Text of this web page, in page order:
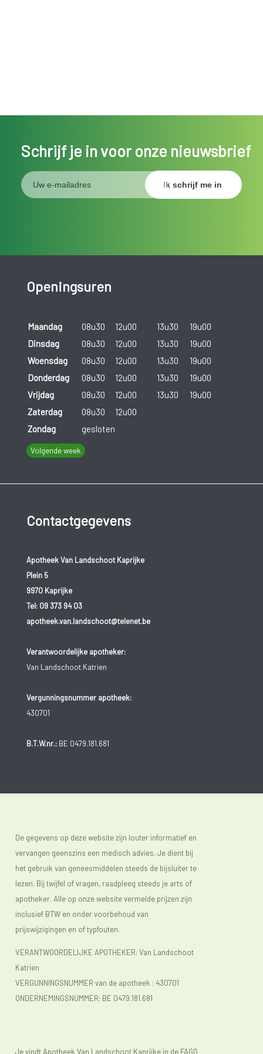
Schrijf je in voor onze nieuwsbrief
Openingsuren
Maandag 08u30 12u00 13u30
19u00
Dinsdag
08u30 12u00 13u30
19u00
Woensdag
08u30 12u00 13u30
19u00
Donderdag
08u30 12u00 13u30
19u00
Vrijdag
08u30 12u00 13u30
19u00
Zaterdag
08u30
12u00
Zondag
gesloten
Volgende week
Contactgegevens
Apotheek Van Landschoot Kaprijke
Plein 5
9970 Kaprijke
Tel: 09 373 94 03
apotheek.van.landschoot@telenet.be
Verantwoordelijke apotheker:
Van Landschoot Katrien
Vergunningsnummer apotheek:
430701
B.T.W.nr.:BE 0479.181.681
De gegevens op deze website zijn louter informatief en
vervangen geenszins een medisch advies. Je dient bij
het gebruik van geneesmiddelen steeds de bijsluiter te
lezen. Bij twijfel of vragen, raadpleeg steeds je arts of
apotheker. Alle op onze website vermelde prijzen zijn
inclusief BTW en onder voorbehoud van
prijswijzigingen en of typfouten.
VERANTWOORDELIJKE APOTHEKER: Van Landschoot
Katrien
VERGUNNINGSNUMMER van de apotheek : 430701
ONDERNEMINGSNUMMER: BE 0479.181.681
Je vindt Apotheek Van Landschoot Kaprijke in de FAGG